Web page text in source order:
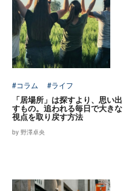
#コラム #ライフ
「居場所」は探すより、思い出
すもの。追われる毎日で大きな
視点を取り戻す方法
by 野澤卓央